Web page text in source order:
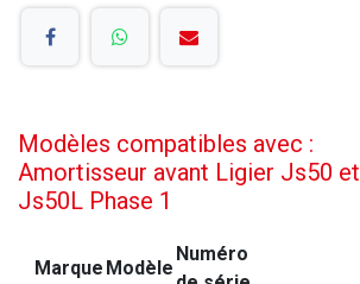
Modèles compatibles avec :
Amortisseur avant Ligier Js50 et
Js50L Phase 1
Marque Modèle
Numéro